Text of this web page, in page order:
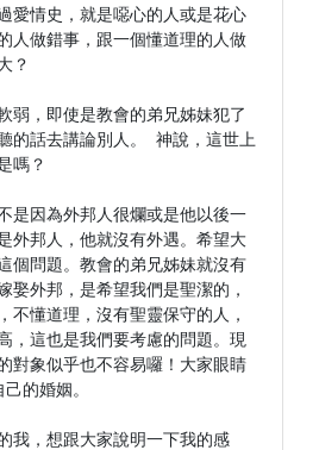
愛情史，就是噁心的人或是花心
人做錯事，跟一個懂道理的人做
？
弱，即使是教會的弟兄姊妹犯了
的話去講論別人。 神說，這世上
嗎？
是因為外邦人很爛或是他以後一
外邦人，他就沒有外遇。希望大
個問題。教會的弟兄姊妹就沒有
娶外邦，是希望我們是聖潔的，
不懂道理，沒有聖靈保守的人，
，這也是我們要考慮的問題。現
對象似乎也不容易囉！大家眼睛
的婚姻。
我，想跟大家說明一下我的感